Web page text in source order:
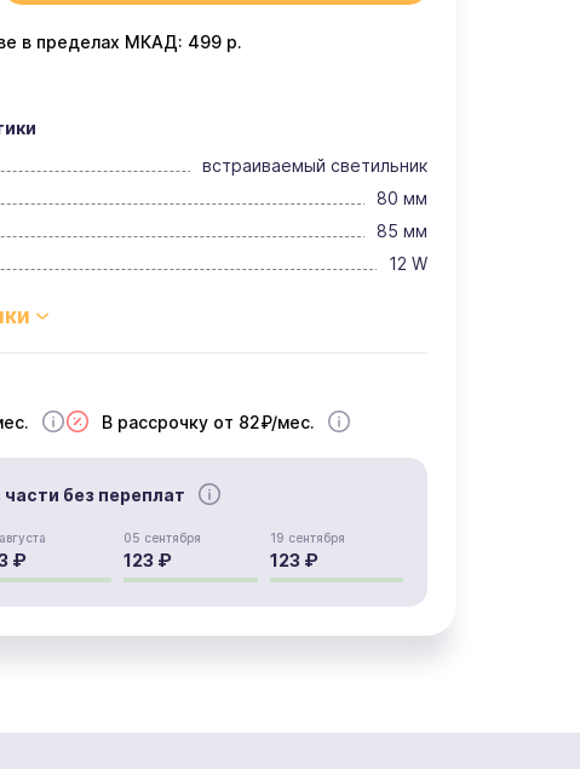
в пределах МКАД: 499 р.
встраиваемый светильник
80 мм
85 мм
12 W
В рассрочку от 82₽/мес.
без переплат
₽
05 сентября
123 ₽
19 сентября
123 ₽